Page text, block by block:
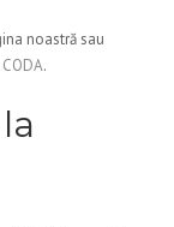
noastră sau
.